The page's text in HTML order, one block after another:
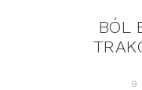
BÓL
9